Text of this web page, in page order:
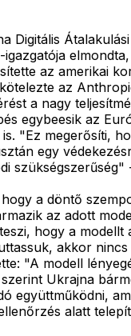
Digitális Átalakulási
az amerikai
az
a nagy
egybeesik az
"Ez megerősíti,
egy
szükségszerűség"
a döntő
az adott
hogy a modellt
akkor nincs
"A modell
Ukrajna
együttműködni,
alatt